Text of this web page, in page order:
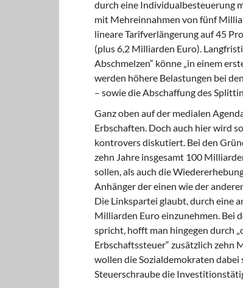
durch eine Individualbesteuerung
mit Mehreinnahmen von fünf
lineare Tarifverlängerung auf 45
(plus 6,2 Milliarden Euro).
Abschmelzen“ könne „in einem
werden höhere Belastungen bei
– sowie die Abschaffung des
Ganz oben auf der medialen
Erbschaften. Doch auch hier wird
kontrovers diskutiert. Bei den
zehn Jahre insgesamt 100
sollen, als auch die
Anhänger der einen wie der
Die Linkspartei glaubt, durch eine
Milliarden Euro einzunehmen. Bei
spricht, hofft man hingegen durch
Erbschaftssteuer“ zusätzlich zehn
wollen die Sozialdemokraten
Steuerschraube die